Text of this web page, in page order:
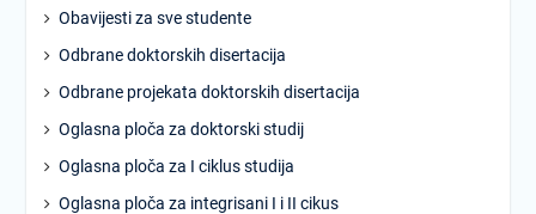
Obavijesti za sve studente
Odbrane doktorskih disertacija
Odbrane projekata doktorskih disertacija
Oglasna ploča za doktorski studij
Oglasna ploča za I ciklus studija
Oglasna ploča za integrisani I i II cikus